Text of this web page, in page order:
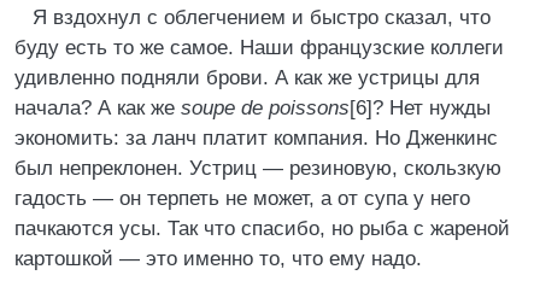
Я вздохнул с облегчением и быстро сказал, что
буду есть то же самое. Наши французские коллеги
удивленно подняли брови. А как же устрицы для
начала? А как же soupe dе роissons[6]? Нет нужды
экономить: за ланч платит компания. Но Дженкинс
был непреклонен. Устриц — резиновую, скользкую
гадость — он терпеть не может, а от супа у него
пачкаются усы. Так что спасибо, но рыба с жареной
картошкой — это именно то, что ему надо.